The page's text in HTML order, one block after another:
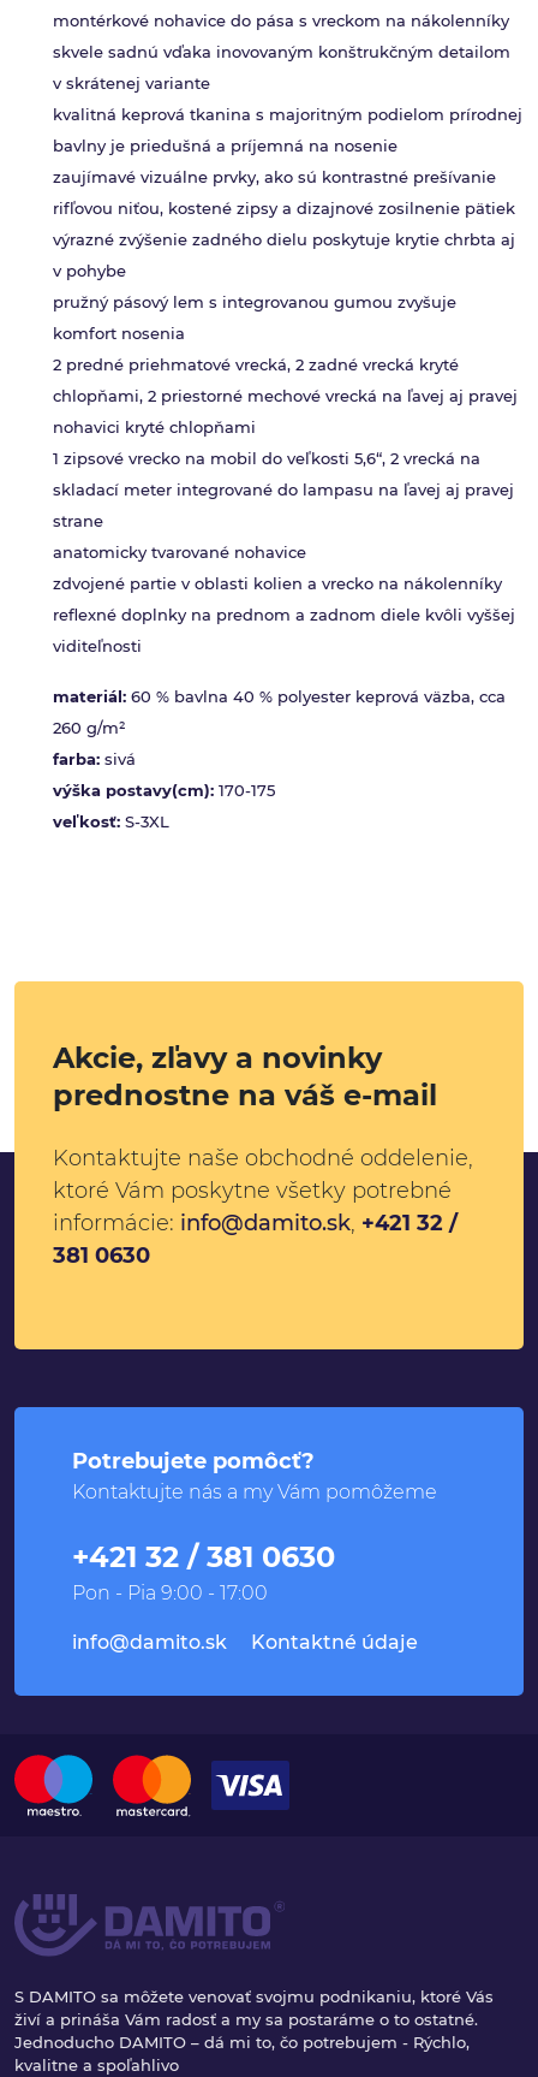
montérkové nohavice do pása s vreckom na nákolenníky
skvele sadnú vďaka inovovaným konštrukčným detailom
v skrátenej variante
kvalitná keprová tkanina s majoritným podielom prírodnej
bavlny je priedušná a príjemná na nosenie
zaujímavé vizuálne prvky, ako sú kontrastné prešívanie
rifľovou niťou, kostené zipsy a dizajnové zosilnenie pätiek
výrazné zvýšenie zadného dielu poskytuje krytie chrbta aj
v pohybe
pružný pásový lem s integrovanou gumou zvyšuje
komfort nosenia
2 predné priehmatové vrecká, 2 zadné vrecká kryté
chlopňami, 2 priestorné mechové vrecká na ľavej aj pravej
nohavici kryté chlopňami
1 zipsové vrecko na mobil do veľkosti 5,6“, 2 vrecká na
skladací meter integrované do lampasu na ľavej aj pravej
strane
anatomicky tvarované nohavice
zdvojené partie v oblasti kolien a vrecko na nákolenníky
reflexné doplnky na prednom a zadnom diele kvôli vyššej
viditeľnosti
materiál: 60 % bavlna 40 % polyester keprová väzba, cca
260 g/m²
farba: sivá
výška postavy(cm): 170-175
veľkosť: S-3XL
Akcie, zľavy a novinky
prednostne na váš e-mail
Kontaktujte naše obchodné oddelenie,
ktoré Vám poskytne všetky potrebné
informácie: info@damito.sk, +421 32 /
381 0630
Potrebujete pomôcť?
Kontaktujte nás a my Vám pomôžeme
+421 32 / 381 0630
Pon - Pia 9:00 - 17:00
info@damito.sk Kontaktné údaje
S DAMITO sa môžete venovať svojmu podnikaniu, ktoré Vás
živí a prináša Vám radosť a my sa postaráme o to ostatné.
Jednoducho DAMITO – dá mi to, čo potrebujem - Rýchlo,
kvalitne a spoľahlivo